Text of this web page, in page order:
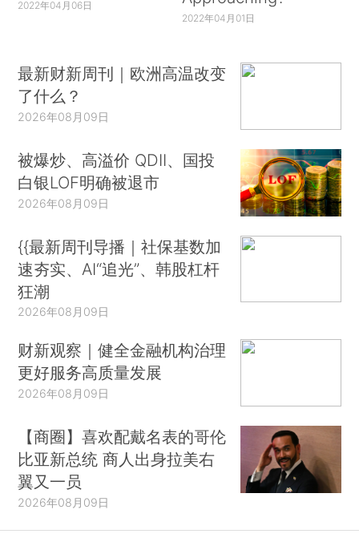
2022年04月06日
2022年04月01日
最新财新周刊｜欧洲高温改变
了什么？
2026年08月09日
被爆炒、高溢价 QDII、国投
白银LOF明确被退市
2026年08月09日
{{最新周刊导播｜社保基数加
速夯实、AI“追光”、韩股杠杆
狂潮
2026年08月09日
财新观察｜健全金融机构治理
更好服务高质量发展
2026年08月09日
【商圈】喜欢配戴名表的哥伦
比亚新总统 商人出身拉美右
翼又一员
2026年08月09日